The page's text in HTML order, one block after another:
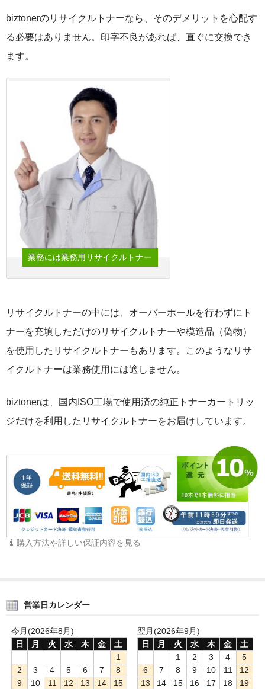
biztonerのリサイクルトナーなら、そのデメリットを心配す
る必要はありません。印字不良があれば、直ぐに交換でき
ます。
業務には業務用リサイクルトナー
業務には業務に適したリサイクルトナー
リサイクルトナーの中には、オーバーホールを行わずにト
ナーを充填しただけのリサイクルトナーや模造品（偽物）
を使用したリサイクルトナーもあります。このようなリサ
イクルトナーは業務使用には適しません。
biztonerは、国内ISO工場で使用済の純正トナーカートリッ
ジだけを利用したリサイクルトナーをお届けしています。
購入方法や詳しい保証内容を見る
営業日カレンダー
今月(2026年8月)
日
月 火 水 木 金
土
1
2
3 4 5 6 7
8
9
10 11 12 13 14
15
翌月(2026年9月)
日
月 火 水 木 金
土
1
2 3 4
5
6
7 8 9 10 11
12
13
14 15 16 17 18
19